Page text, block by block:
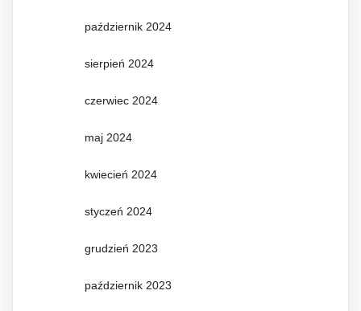
październik 2024
sierpień 2024
czerwiec 2024
maj 2024
kwiecień 2024
styczeń 2024
grudzień 2023
październik 2023